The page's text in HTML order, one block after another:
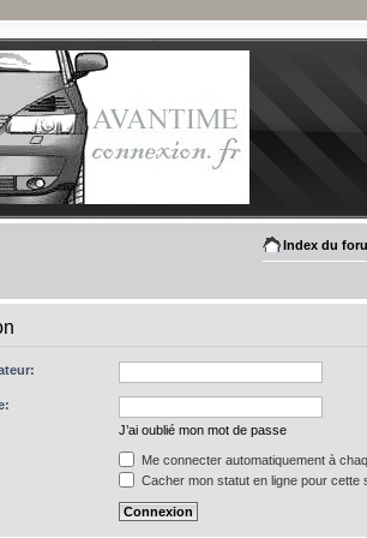
Index du
J’ai oublié mon mot de passe
Me connecter automatiquement à
Cacher mon statut en ligne pour cette